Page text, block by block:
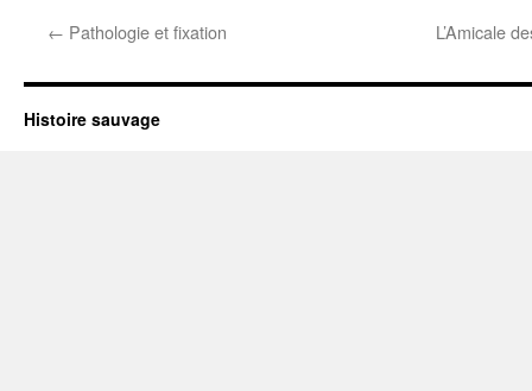
← Pathologie et fixation L’Amicale
Histoire sauvage